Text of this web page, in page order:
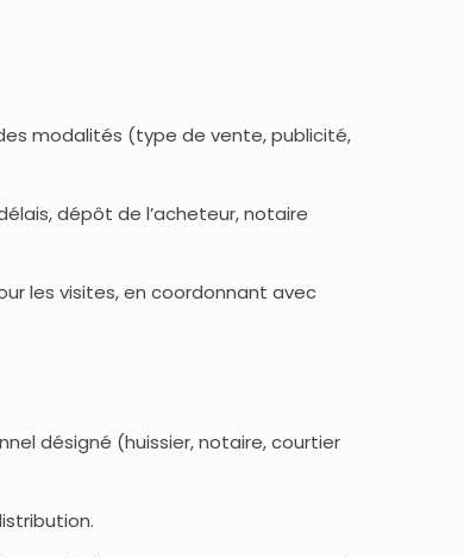
modalités (type de vente, publicité,
dépôt de l’acheteur, notaire
les visites, en coordonnant avec
désigné (huissier, notaire, courtier